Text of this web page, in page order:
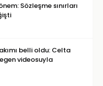
Sözleşme sınırları
belli oldu: Celta
videosuyla